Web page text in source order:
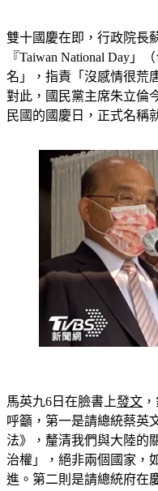
雙十國慶在即，行政院長
『Taiwan National Day」
名」，指責「沒感情很荒
對此，國民黨主席朱立倫
馬英九6日在臉書上發文，
呼籲，第一是請總統蔡英
法》，釐清我們與大陸的
治權」，絕非兩個國家，